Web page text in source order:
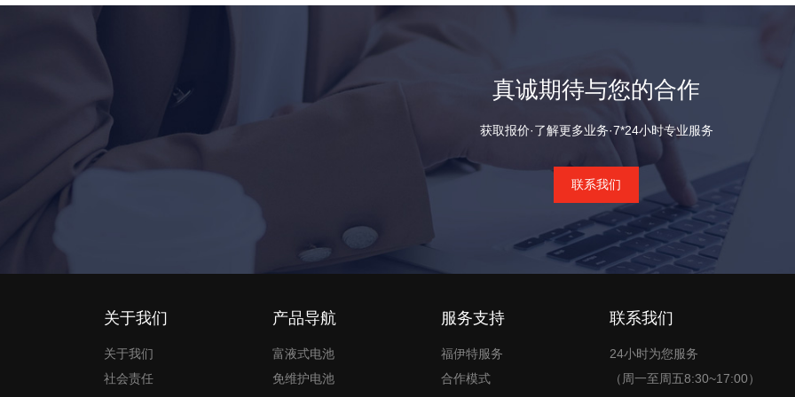
真诚期待与您的合作
获取报价·了解更多业务·7*24小时专业服务
联系我们
关于我们
关于我们
社会责任
产品导航
富液式电池
免维护电池
服务支持
福伊特服务
合作模式
联系我们
24小时为您服务
（周一至周五8:30~17:00）